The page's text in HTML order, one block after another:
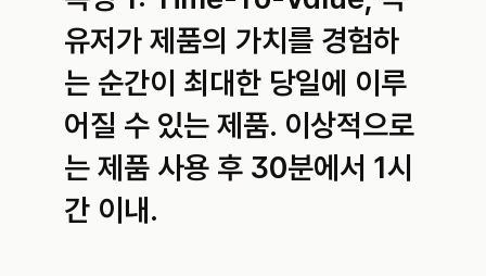
유저가 제품의 가치를 경험하
는 순간이 최대한 당일에 이루
어질 수 있는 제품. 이상적으로
는 제품 사용 후 30분에서 1시
간 이내.